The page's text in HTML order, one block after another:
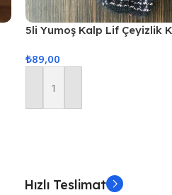
5li Yumoş Kalp Lif Çeyizlik
₺89,00
Sepete Ekle
Hızlı Teslimat